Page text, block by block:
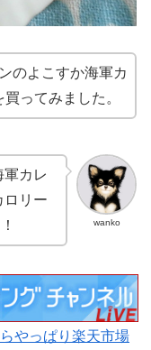
のよこすか海軍カ
ってみました。
wanko
軍カレ
ロリー
やっぱり楽天市場